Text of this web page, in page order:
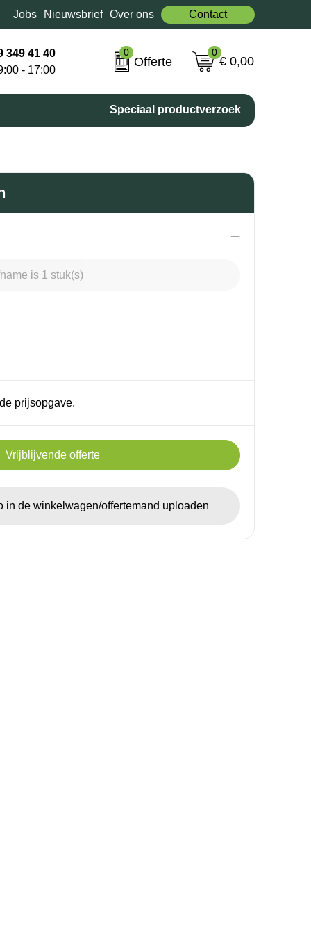
Jobs Nieuwsbrief Over ons Contact
349 41 40
- 17:00
0
Offerte
0
€ 0,00
Speciaal productverzoek
is 1 stuk(s)
prijsopgave.
Vrijblijvende offerte
in de winkelwagen/offertemand uploaden